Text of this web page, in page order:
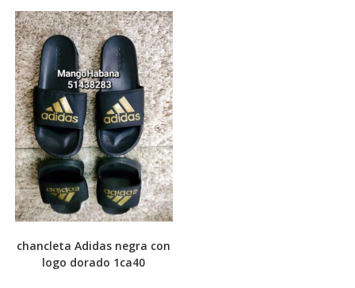
opciones
se
pueden
elegir
en
la
página
de
producto
chancleta Adidas negra con
logo dorado 1ca40